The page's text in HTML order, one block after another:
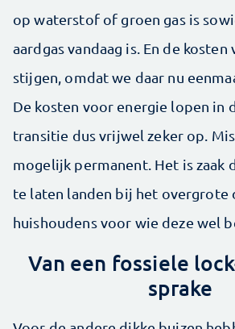
op waterstof of groen gas is
aardgas vandaag is. En de kosten
stijgen, omdat we daar nu
De kosten voor energie lopen in
transitie dus vrijwel zeker op.
mogelijk permanent. Het is zaak
te laten landen bij het overgrote
huishoudens voor wie deze wel
Van een fossiele
sprake